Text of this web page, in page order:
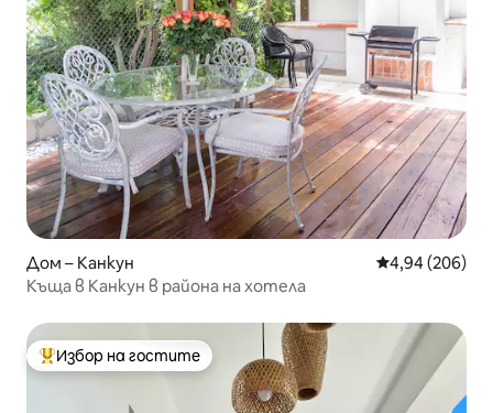
Дом – Канкун Средна
4,94 (206)
Къща в Канкун в района на хотела
Най-популярен избор на гостите
Избор на гостите